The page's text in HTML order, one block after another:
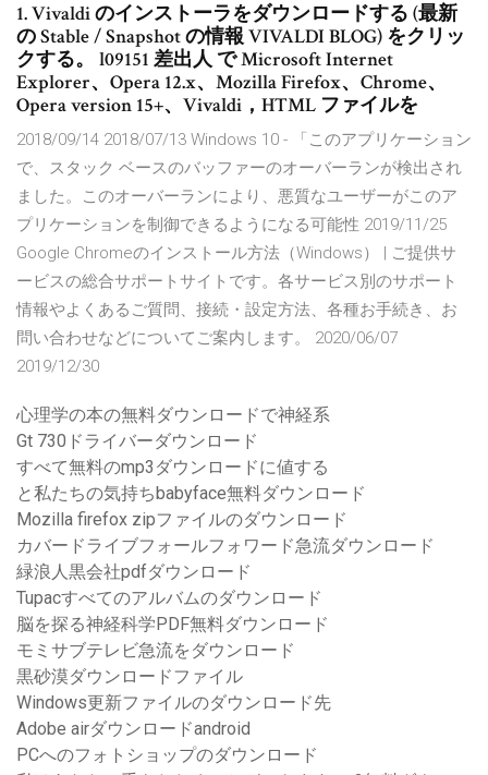
1. Vivaldi のインストーラをダウンロードする (最新
の Stable / Snapshot の情報 VIVALDI BLOG) をクリッ
クする。 l09151 差出人 で Microsoft Internet
Explorer、Opera 12.x、Mozilla Firefox、Chrome、
Opera version 15+、Vivaldi，HTML ファイルを
2018/09/14 2018/07/13 Windows 10 - 「このアプリケーション
で、スタック ベースのバッファーのオーバーランが検出され
ました。このオーバーランにより、悪質なユーザーがこのア
プリケーションを制御できるようになる可能性 2019/11/25
Google Chromeのインストール方法（Windows） | ご提供サ
ービスの総合サポートサイトです。各サービス別のサポート
情報やよくあるご質問、接続・設定方法、各種お手続き、お
問い合わせなどについてご案内します。 2020/06/07
2019/12/30
心理学の本の無料ダウンロードで神経系
Gt 730ドライバーダウンロード
すべて無料のmp3ダウンロードに値する
と私たちの気持ちbabyface無料ダウンロード
Mozilla firefox zipファイルのダウンロード
カバードライブフォールフォワード急流ダウンロード
緑浪人黒会社pdfダウンロード
Tupacすべてのアルバムのダウンロード
脳を探る神経科学PDF無料ダウンロード
モミサブテレビ急流をダウンロード
黒砂漠ダウンロードファイル
Windows更新ファイルのダウンロード先
Adobe airダウンロードandroid
PCへのフォトショップのダウンロード